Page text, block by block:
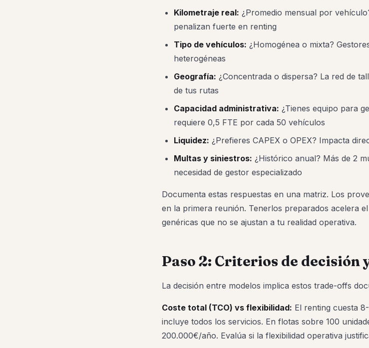
Kilometraje real: ¿Promedio mensual por
penalizan fuerte en renting
Tipo de vehículos: ¿Homogénea o mixta?
heterogéneas
Geografía: ¿Concentrada o dispersa? La red de
de tus rutas
Capacidad administrativa: ¿Tienes equipo para
requiere 0,5 FTE por cada 50 vehículos
Liquidez: ¿Prefieres CAPEX o OPEX? Impacta
Multas y siniestros: ¿Histórico anual? Más de 2
necesidad de gestor especializado
Documenta estas respuestas en una matriz. Los
en la primera reunión. Tenerlos preparados acelera
genéricas que no se ajustan a tu realidad operativa.
Paso 2: Criterios de decisión
La decisión entre modelos implica estos trade-offs
Coste total (TCO) vs flexibilidad: El renting cuesta
incluye todos los servicios. En flotas sobre 100
200.000€/año. Evalúa si la flexibilidad operativa